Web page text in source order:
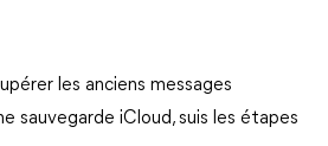
les anciens messages
sauvegarde iCloud, suis les étapes